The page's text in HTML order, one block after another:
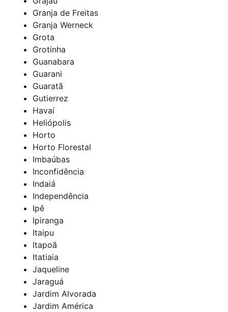
Granja de Freitas
Granja Werneck
Grota
Grotinha
Guanabara
Guarani
Guaratã
Gutierrez
Havaí
Heliópolis
Horto
Horto Florestal
Imbaúbas
Inconfidência
Indaiá
Independência
Ipê
Ipiranga
Itaipu
Itapoã
Itatiaia
Jaqueline
Jaraguá
Jardim Alvorada
Jardim América